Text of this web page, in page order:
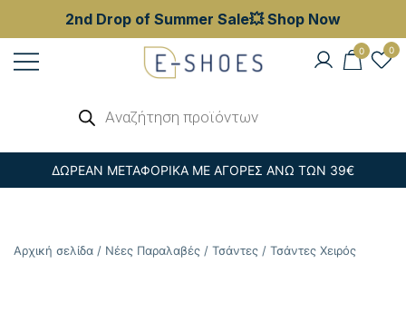
2nd Drop of Summer Sale💥 Shop Now
Παπούτσια – Επώνυμες Τσάντες στις
0 0
προϊόντων
ΔΩΡΕΑΝ ΜΕΤΑΦΟΡΙΚΑ ΜΕ ΑΓΟΡΕΣ ΑΝΩ ΤΩΝ 39€
Αρχική σελίδα / Νέες Παραλαβές / Τσάντες / Τσάντες Χειρός